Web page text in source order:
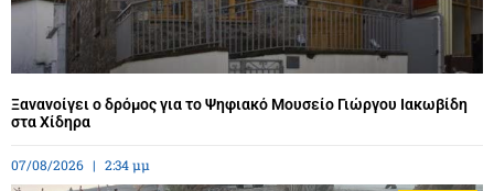
Ξανανοίγει ο δρόμος για το Ψηφιακό Μουσείο Γιώργου Ιακωβίδη
στα Χίδηρα
07/08/2026 2:34 μμ